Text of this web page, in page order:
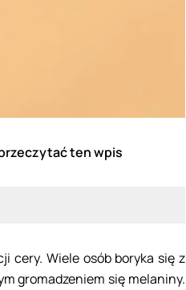
ten wpis
cery. Wiele osób boryka się z
gromadzeniem się melaniny.